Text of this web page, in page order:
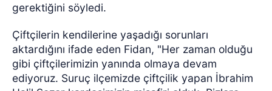
gerektiğini söyledi.
Çiftçilerin kendilerine yaşadığı sorunları
aktardığını ifade eden Fidan, "Her zaman olduğu
gibi çiftçilerimizin yanında olmaya devam
ediyoruz. Suruç ilçemizde çiftçilik yapan İbrahim